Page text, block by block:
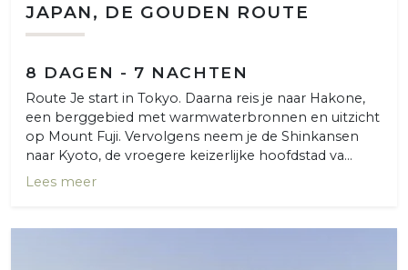
JAPAN, DE GOUDEN ROUTE
8 DAGEN - 7 NACHTEN
Route Je start in Tokyo. Daarna reis je naar Hakone,
een berggebied met warmwaterbronnen en uitzicht
op Mount Fuji. Vervolgens neem je de Shinkansen
naar Kyoto, de vroegere keizerlijke hoofdstad va...
Lees meer